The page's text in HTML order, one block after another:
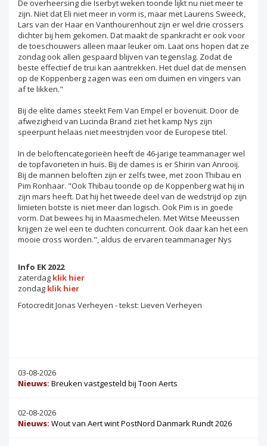
De overheersing die Iserbyt weken toonde lijkt nu niet meer te
zijn. Niet dat Eli niet meer in vorm is, maar met Laurens Sweeck,
Lars van der Haar en Vanthourenhout zijn er wel drie crossers
dichter bij hem gekomen. Dat maakt de spankracht er ook voor
de toeschouwers alleen maar leuker om. Laat ons hopen dat ze
zondag ook allen gespaard blijven van tegenslag. Zodat de
beste effectief de trui kan aantrekken. Het duel dat de mensen
op de Koppenberg zagen was een om duimen en vingers van
af te likken."
Bij de elite dames steekt Fem Van Empel er bovenuit. Door de
afwezigheid van Lucinda Brand ziet het kamp Nys zijn
speerpunt helaas niet meestrijden voor de Europese titel.
In de beloftencategorieën heeft de 46-jarige teammanager wel
de topfavorieten in huis. Bij de dames is er Shirin van Anrooij.
Bij de mannen beloften zijn er zelfs twee, met zoon Thibau en
Pim Ronhaar. "Ook Thibau toonde op de Koppenberg wat hij in
zijn mars heeft. Dat hij het tweede deel van de wedstrijd op zijn
limieten botste is niet meer dan logisch. Ook Pim is in goede
vorm. Dat bewees hij in Maasmechelen. Met Witse Meeussen
krijgen ze wel een te duchten concurrent. Ook daar kan het een
mooie cross worden.", aldus de ervaren teammanager Nys
Info EK 2022
zaterdag klik hier
zondag klik hier
Fotocredit Jonas Verheyen - tekst: Lieven Verheyen
03-08-2026
Nieuws: Breuken vastgesteld bij Toon Aerts
02-08-2026
Nieuws: Wout van Aert wint PostNord Danmark Rundt 2026